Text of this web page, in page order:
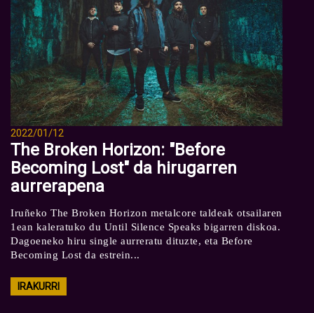
2022/01/12
The Broken Horizon: "Before
Becoming Lost" da hirugarren
aurrerapena
Iruñeko The Broken Horizon metalcore taldeak otsailaren
1ean kaleratuko du Until Silence Speaks bigarren diskoa.
Dagoeneko hiru single aurreratu dituzte, eta Before
Becoming Lost da estrein...
IRAKURRI